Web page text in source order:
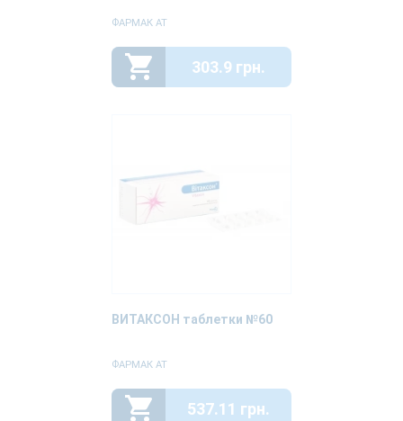
ФАРМАК АТ
303.9 грн.
ВИТАКСОН таблетки №60
ФАРМАК АТ
537.11 грн.